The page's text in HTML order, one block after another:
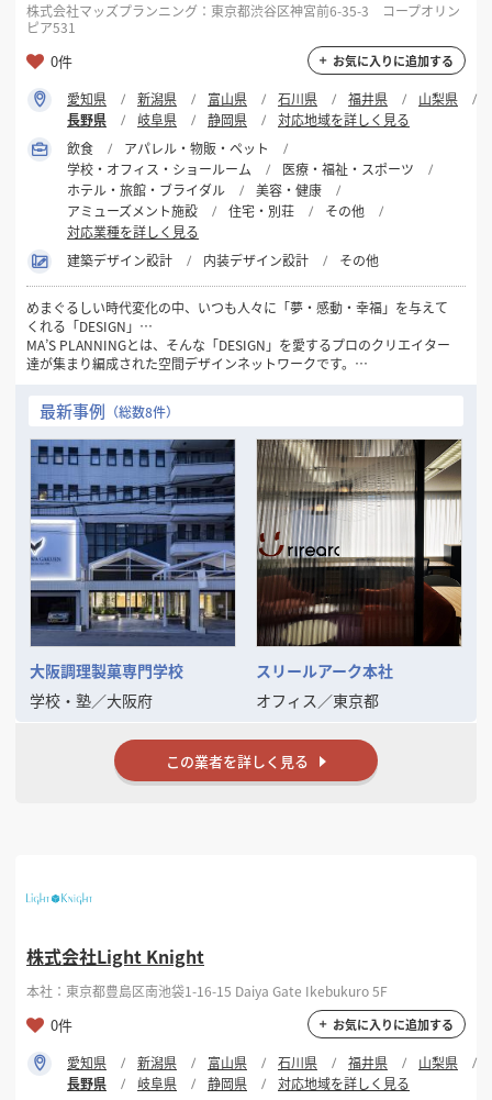
株式会社マッズプランニング：東京都渋谷区神宮前6-35-3 コープオリン
ピア531
0件 お気に入りに追加する
愛知県 新潟県 富山県 石川県 福井県
山梨県
長野県
岐阜県 静岡県
対応地域を詳しく見る
飲食
アパレル・物販・ペット
学校・オフィス・ショールーム
医療・福祉・スポーツ
ホテル・旅館・ブライダル
美容・健康
アミューズメント施設
住宅・別荘
その他
対応業種を詳しく見る
建築デザイン設計
内装デザイン設計 その他
めまぐるしい時代変化の中、いつも人々に「夢・感動・幸福」を与えて
くれる「DESIGN」…
MA’S PLANNINGとは、そんな「DESIGN」を愛するプロのクリエイター
達が集まり編成された空間デザインネットワークです。
1981年の創設以来32年間にわたり一貫して“人々にデザインを通して幸
せを感じてもらいたい…”
というシンプルなコンセプトを念頭に「愛のあるDESIGN」を数多くの
お客様に提供してまいりました。
現代のトレンド・ニーズの変化は一層加速し本質の見極めが困難となる
中、この思いを忘れず、変化を的確に捉えながらもけっして流されるこ
とのない
「普遍的DESIGNの可能性」をさらに追求してまいります。
そして、数々の商空間、住空間プランニングで培った確かな経験と実績
を裏付けに
お客様の良きビジネスパートナーとして「最良の空間づくり」をお手伝
いいたします。
最新事例 （総数8件）
大阪調理製菓専門学校
学校・塾／大阪府
スリールアーク本社
オフィス ／東京都
この業者を詳しく見る
株式会社Light Knight
本社：東京都豊島区南池袋1-16-15 Daiya Gate Ikebukuro 5F
0件 お気に入りに追加する
愛知県 新潟県 富山県 石川県 福井県
山梨県
長野県
岐阜県 静岡県
対応地域を詳しく見る